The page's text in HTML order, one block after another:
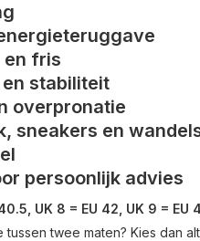
en fris
stabiliteit
overpronatie
sneakers en
persoonlijk advies
UK 8 = EU 42, UK 9 = EU
tussen twee maten? Kies dan